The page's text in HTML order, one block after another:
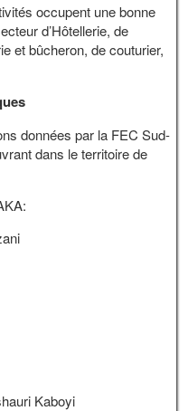
occupent une bonne
d’Hôtellerie, de
et bûcheron, de couturier,
données par la FEC Sud-
dans le territoire de
Kaboyi